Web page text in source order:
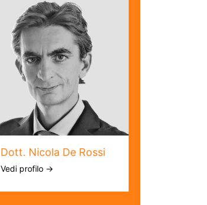
Dott. Nicola De Rossi
Vedi profilo →